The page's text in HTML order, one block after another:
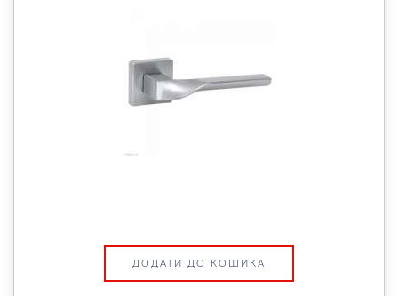
ДОДАТИ ДО КОШИКА